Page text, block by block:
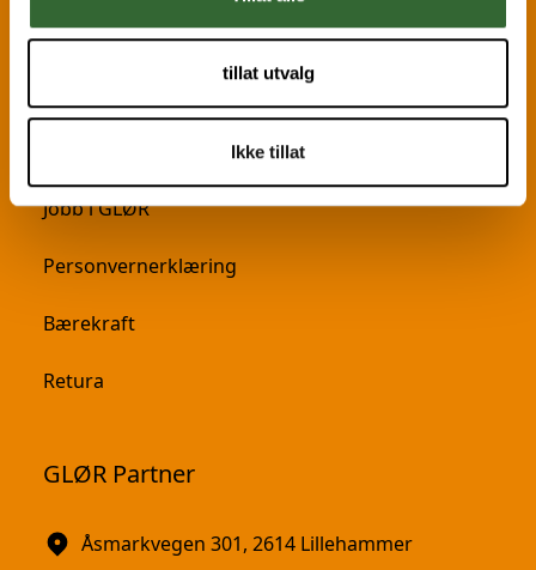
tillat utvalg
Ikke tillat
Om GLØR
Jobb i GLØR
Personvernerklæring
Bærekraft
Retura
GLØR Partner
Åsmarkvegen 301, 2614 Lillehammer